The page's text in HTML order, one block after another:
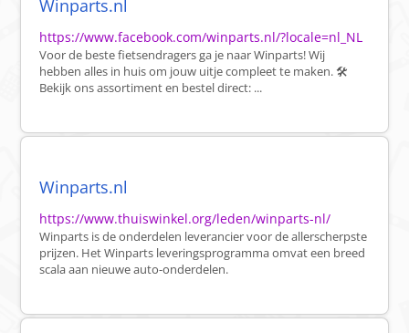
Winparts.nl
https://www.facebook.com/winparts.nl/?locale=nl_NL
Voor de beste fietsendragers ga je naar Winparts! Wij
hebben alles in huis om jouw uitje compleet te maken. 🛠️
Bekijk ons assortiment en bestel direct: ...
Winparts.nl
https://www.thuiswinkel.org/leden/winparts-nl/
Winparts is de onderdelen leverancier voor de allerscherpste
prijzen. Het Winparts leveringsprogramma omvat een breed
scala aan nieuwe auto-onderdelen.